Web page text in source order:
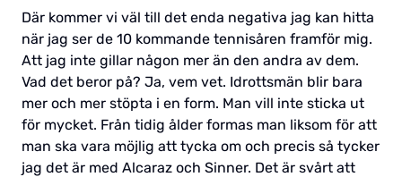
Där kommer vi väl till det enda negativa jag kan hitta
när jag ser de 10 kommande tennisåren framför mig.
Att jag inte gillar någon mer än den andra av dem.
Vad det beror på? Ja, vem vet. Idrottsmän blir bara
mer och mer stöpta i en form. Man vill inte sticka ut
för mycket. Från tidig ålder formas man liksom för att
man ska vara möjlig att tycka om och precis så tycker
jag det är med Alcaraz och Sinner. Det är svårt att